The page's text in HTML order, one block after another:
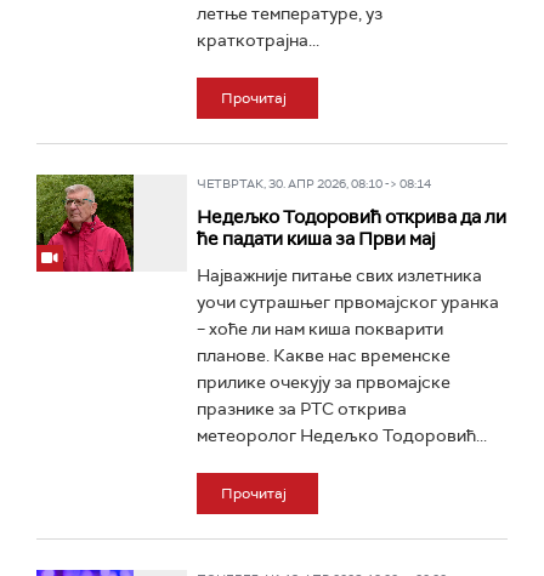
летње температуре, уз
краткотрајна...
Прочитај
ЧЕТВРТАК, 30. АПР 2026, 08:10 -> 08:14
Недељко Тодоровић открива да ли
ће падати киша за Први мај
Најважније питање свих излетника
уочи сутрашњег првомајског уранка
– хоће ли нам киша покварити
планове. Какве нас временске
прилике очекују за првомајске
празнике за РТС открива
метеоролог Недељко Тодоровић...
Прочитај